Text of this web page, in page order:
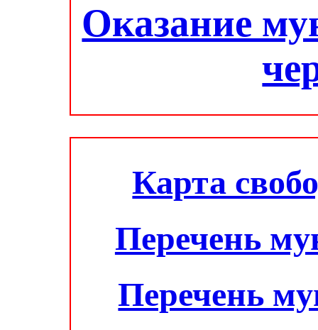
Оказание
Карта
Перечень
Перечень